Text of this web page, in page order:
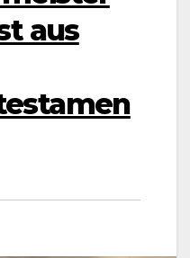
aus